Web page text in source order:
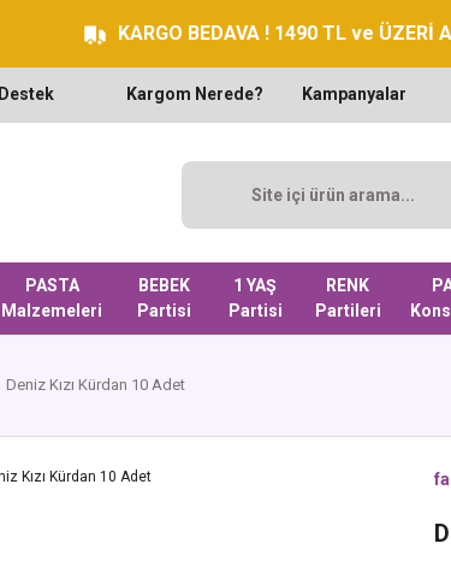
KARGO BEDAVA ! 1490 TL ve ÜZERİ
Destek Kargom Nerede? Kampanyalar
PASTA
Malzemeleri
BEBEK
Partisi
1 YAŞ
Partisi
RENK
Partileri
Deniz Kızı Kürdan 10 Adet